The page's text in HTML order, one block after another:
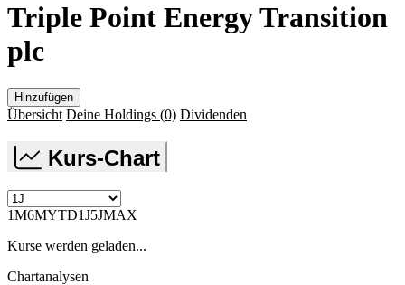
Triple Point Energy Transition
plc
Hinzufügen
Übersicht Deine Holdings (0) Dividenden
Kurs-Chart
1M6MYTD1J5JMAX
Kurse werden geladen...
Chartanalysen